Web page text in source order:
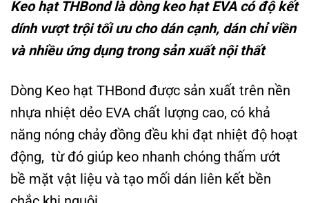
Keo hạt THBond là dòng keo hạt EVA có độ kết
dính vượt trội tối ưu cho dán cạnh, dán chỉ viền
và nhiều ứng dụng trong sản xuất nội thất
Dòng Keo hạt THBond được sản xuất trên nền
nhựa nhiệt dẻo EVA chất lượng cao, có khả
năng nóng chảy đồng đều khi đạt nhiệt độ hoạt
động, từ đó giúp keo nhanh chóng thấm ướt
bề mặt vật liệu và tạo mối dán liên kết bền